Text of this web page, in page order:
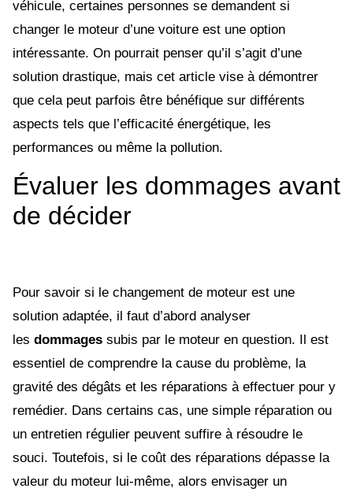
véhicule, certaines personnes se demandent si
changer le moteur d’une voiture est une option
intéressante. On pourrait penser qu’il s’agit d’une
solution drastique, mais cet article vise à démontrer
que cela peut parfois être bénéfique sur différents
aspects tels que l’efficacité énergétique, les
performances ou même la pollution.
Évaluer les dommages avant
de décider
Pour savoir si le changement de moteur est une
solution adaptée, il faut d’abord analyser
les dommages subis par le moteur en question. Il est
essentiel de comprendre la cause du problème, la
gravité des dégâts et les réparations à effectuer pour y
remédier. Dans certains cas, une simple réparation ou
un entretien régulier peuvent suffire à résoudre le
souci. Toutefois, si le coût des réparations dépasse la
valeur du moteur lui-même, alors envisager un